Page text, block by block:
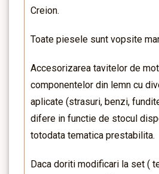
Creion.
Toate piesele sunt vopsite
Accesorizarea tavitelor de
componentelor din lemn cu
aplicate (strasuri, benzi,
difere in functie de stocul
totodata tematica prestabilita.
Daca doriti modificari la set (